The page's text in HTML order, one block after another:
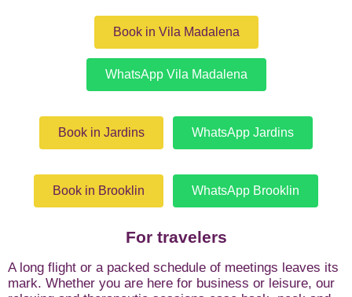
Book in Vila Madalena
WhatsApp Vila Madalena
Book in Jardins WhatsApp Jardins
Book in Brooklin WhatsApp Brooklin
For travelers
A long flight or a packed schedule of meetings leaves its
mark. Whether you are here for business or leisure, our